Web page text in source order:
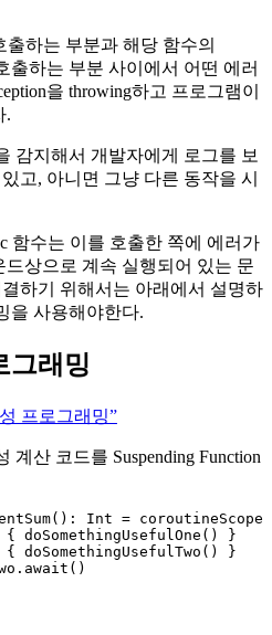
하는 부분과 해당 함수의
출하는 부분 사이에서 어떤 에러
을 throwing하고 프로그램이
.
감지해서 개발자에게 로그를 보
고, 아니면 그냥 다른 동작을 시
함수는 이를 호출한 쪽에 에러가
상으로 계속 실행되어 있는 문
하기 위해서는 아래에서 설명하
을 사용해야한다.
그래밍
프로그래밍”
산 코드를 Suspending Function
(): Int = coroutineScope
{ doSomethingUsefulOne () }
{ doSomethingUsefulTwo () }
await ()